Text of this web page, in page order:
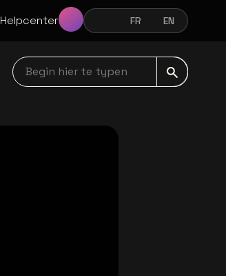
Helpcenter NEDERLANDSFRANÇAIS
FR ENGLISH
EN
Begin hier te typen navbar